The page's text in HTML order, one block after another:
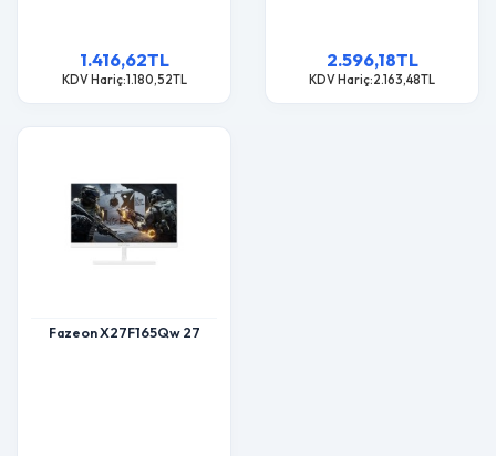
1.416,62TL
KDV Hariç:1.180,52TL
2.596,18TL
KDV Hariç:2.163,48TL
Fazeon X27F165Qw 27